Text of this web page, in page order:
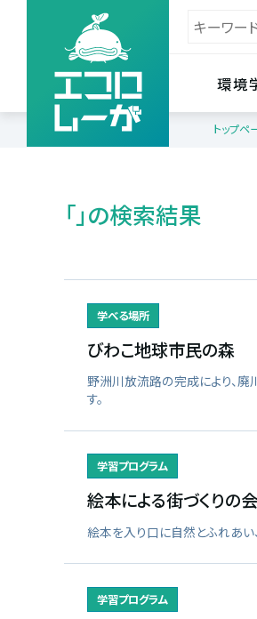
環境
トップペ
「」の検索結果
学べる場所
びわこ地球市民の森
野洲川放流路の完成により、廃
す。
学習プログラム
絵本による街づくりの
絵本を入り口に自然とふれあい
学習プログラム